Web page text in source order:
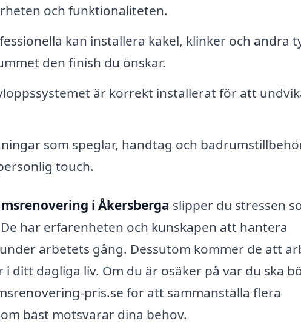
och funktionaliteten.
kan installera kakel, klinker och andra
den finish du önskar.
är korrekt installerat för att
som speglar, handtag och
touch.
i Åkersberga slipper du stressen
har erfarenheten och kunskapen att hantera
arbetets gång. Dessutom kommer de att
dagliga liv. Om du är osäker på var du ska
pris.se för att sammanställa flera
bäst motsvarar dina behov.